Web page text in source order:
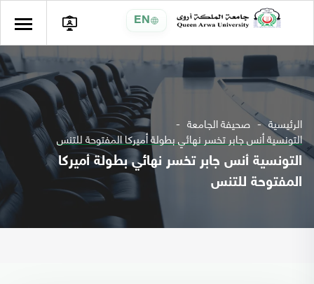
EN
الرئيسية صحيفة الجامعة
التونسية أنس جابر تخسر نهائي بطولة أميركا المفتوحة للتنس
التونسية أنس جابر تخسر نهائي بطولة أميركا
المفتوحة للتنس